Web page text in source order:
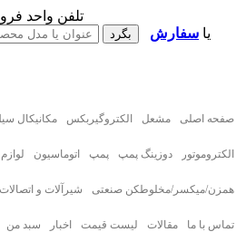
تلفن واحد فروش: 77615087 -
یا سفارش
صفحه اصلی مشعل الکتروگیربکس مکانیکال
الکتروموتور دوزینگ پمپ پمپ اتوماسیون
همزن/میکسر/مخلوطکن صنعتی شیرآلات و اتصالات
تماس با ما مقالات لیست قیمت اخبار سبد من